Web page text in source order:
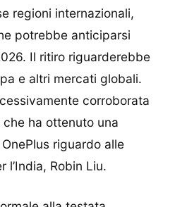
regioni internazionali,
potrebbe anticiparsi
Il ritiro riguarderebbe
e altri mercati globali.
corroborata
che ha ottenuto una
riguardo alle
l’India, Robin Liu.